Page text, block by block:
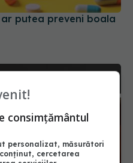
putea preveni boala
consimțământul
personalizat, măsurători
cercetarea